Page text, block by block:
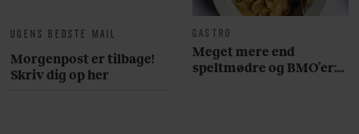
UGENS BEDSTE MAIL
Morgenpost er tilbage!
Skriv dig op her
GASTRO
Meget mere end
speltmødre og BMO’er: